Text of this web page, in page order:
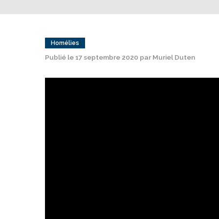
Homélies
Publié le 17 septembre 2020 par Muriel Duten